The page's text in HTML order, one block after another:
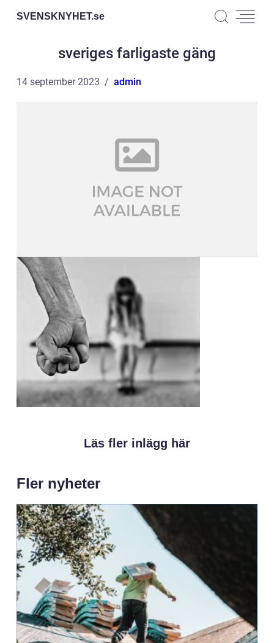
SVENSKNYHET.se
sveriges farligaste gäng
14 september 2023 admin
Läs fler inlägg här
Fler nyheter